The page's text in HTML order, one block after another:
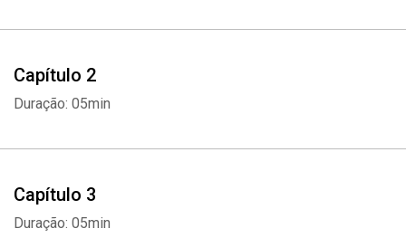
Capítulo 2
Duração: 05min
Capítulo 3
Duração: 05min